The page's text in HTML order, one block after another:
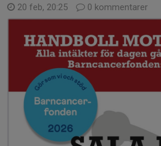
20 feb, 20:25 0 kommentarer